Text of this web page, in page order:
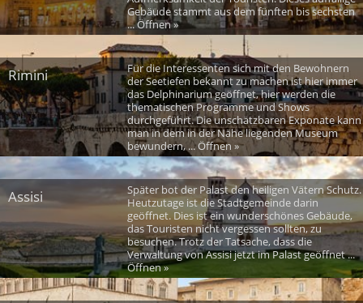
Gebäude stammt aus dem fünften bis sechsten
... Öffnen »
Rimini
Für die Interessenten sich mit den Bewohnern
der Seetiefen bekannt zu machen ist hier immer
das Delphinarium geöffnet, hier werden die
thematischen Programme und Shows
durchgeführt. Die unschätzbaren Exponate kann
man in dem in der Nähe liegenden Museum
bewundern, ... Öffnen »
Assisi
Später bot der Palast den heiligen Vätern Schutz.
Heutzutage ist die Stadtgemeinde darin
geöffnet. Dies ist ein wunderschönes Gebäude,
das Touristen nicht vergessen sollten, zu
besuchen. Trotz der Tatsache, dass die
Verwaltung von Assisi jetzt im Palast geöffnet ...
Öffnen »